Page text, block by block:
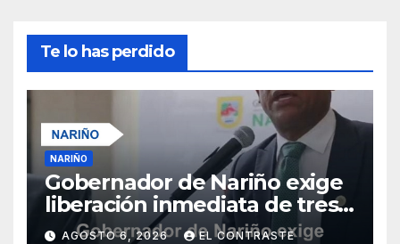
Te lo has perdido
NARIÑO
Gobernador de Nariño exige
liberación inmediata de tres
uniformados secuestrados
AGOSTO 6, 2026 EL CONTRASTE